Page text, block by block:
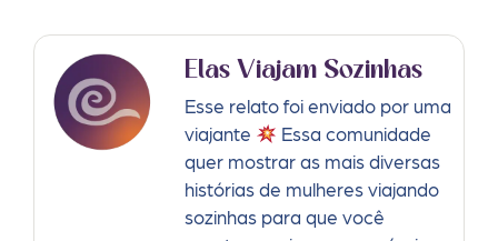
Elas Viajam Sozinhas
Esse relato foi enviado por uma
viajante
Essa comunidade
quer mostrar as mais diversas
histórias de mulheres viajando
sozinhas para que você